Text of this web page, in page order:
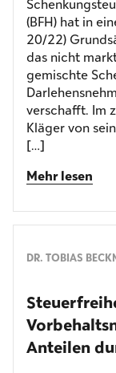
(BFH) hat in
20/22)
das nicht
gemischte
verschafft. Im
Kläger von
[…]
Mehr lesen
DR. TOBIAS
Anteilen